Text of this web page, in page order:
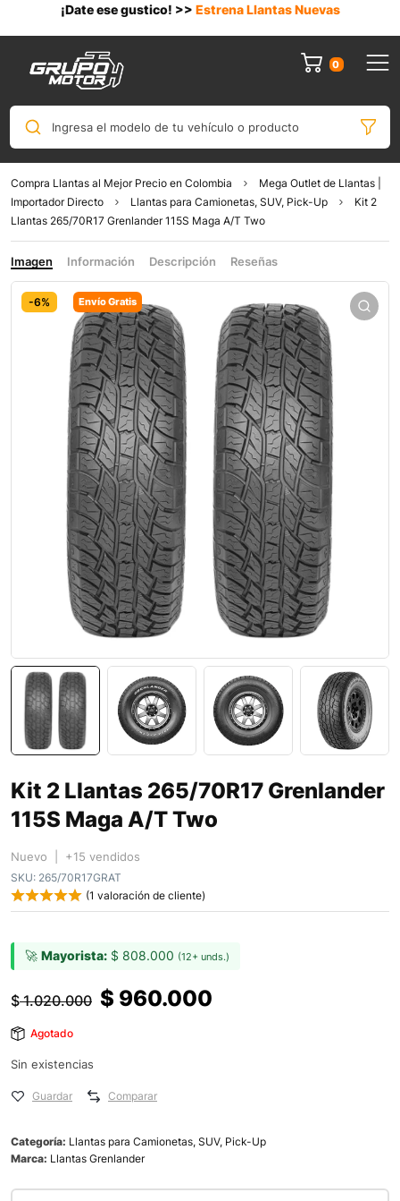
¡Date ese gustico! >> Estrena Llantas Nuevas
0
Ingresa el modelo de tu vehículo o producto
Compra Llantas al Mejor Precio en Colombia
Mega Outlet de Llantas |
Importador Directo
Llantas para Camionetas, SUV, Pick-Up
Kit 2
Llantas 265/70R17 Grenlander 115S Maga A/T Two
Imagen Información Descripción Reseñas
-6% Envío Gratis
Kit 2 Llantas 265/70R17 Grenlander
115S Maga A/T Two
Nuevo | +15 vendidos
SKU: 265/70R17GRAT
(1 valoración de cliente)
🚀 Mayorista: $ 808.000 (12+ unds.)
$1.020.000 $ 960.000
Agotado
Sin existencias
Guardar Comparar
Categoría: Llantas para Camionetas, SUV, Pick-Up
Marca: Llantas Grenlander